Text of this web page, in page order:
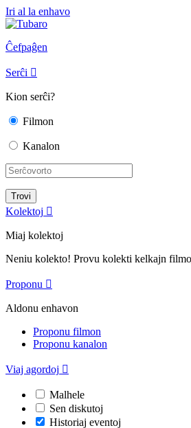
Iri al la enhavo
Ĉefpaĝen
Serĉi 
Kion serĉi?
Filmon
Kanalon
Kolektoj 
Miaj kolektoj
Neniu kolekto! Provu kolekti kelkajn
Proponu 
Aldonu enhavon
Proponu filmon
Proponu kanalon
Viaj agordoj 
Malhele
Sen diskutoj
Historiaj eventoj